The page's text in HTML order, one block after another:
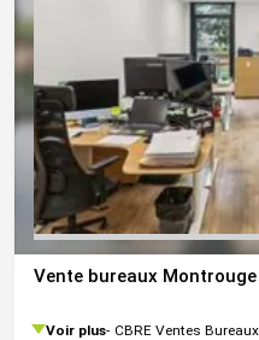
Vente bureaux
Voir plus CBRE Ventes